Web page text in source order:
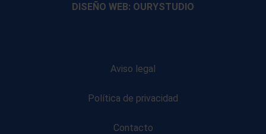
DISEÑO WEB: OURYSTUDIO
Aviso legal
Política de privacidad
Contacto